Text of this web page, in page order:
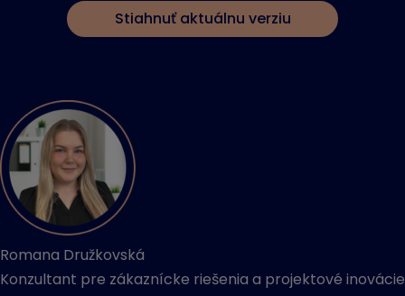
Stiahnuť aktuálnu verziu
Romana Družkovská
Konzultant pre zákaznícke riešenia a projektové inovácie